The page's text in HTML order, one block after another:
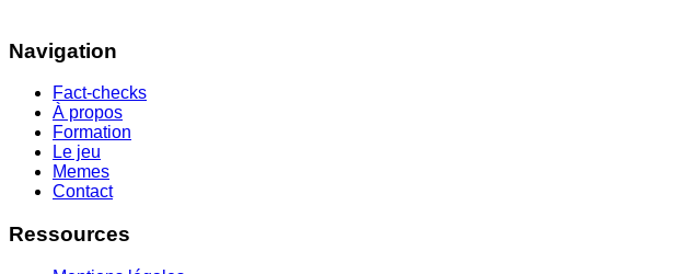
Navigation
Fact-checks
À propos
Formation
Le jeu
Memes
Contact
Ressources